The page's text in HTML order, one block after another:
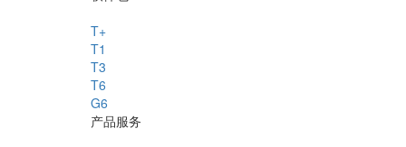
T+
T1
T3
T6
G6
产品服务